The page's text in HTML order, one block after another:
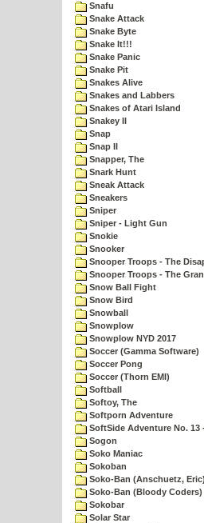
Snafu
Snake Attack
Snake Byte
Snake It!!!
Snake Panic
Snake Pit
Snakes Alive
Snakes and Labbers
Snakes of Atari Island
Snakey II
Snap
Snap II
Snapper, The
Snark Hunt
Sneak Attack
Sneakers
Sniper
Sniper - Light Gun
Snokie
Snooker
Snooper Troops - The
Snooper Troops - The
Snow Ball Fight
Snow Bird
Snowball
Snowplow
Snowplow NYD 2017
Soccer (Gamma Software)
Soccer Pong
Soccer (Thorn EMI)
Softball
Softoy, The
Softporn Adventure
SoftSide Adventure No. 13
Sogon
Soko Maniac
Sokoban
Soko-Ban (Anschuetz,
Soko-Ban (Bloody Coders)
Sokobar
Solar Star